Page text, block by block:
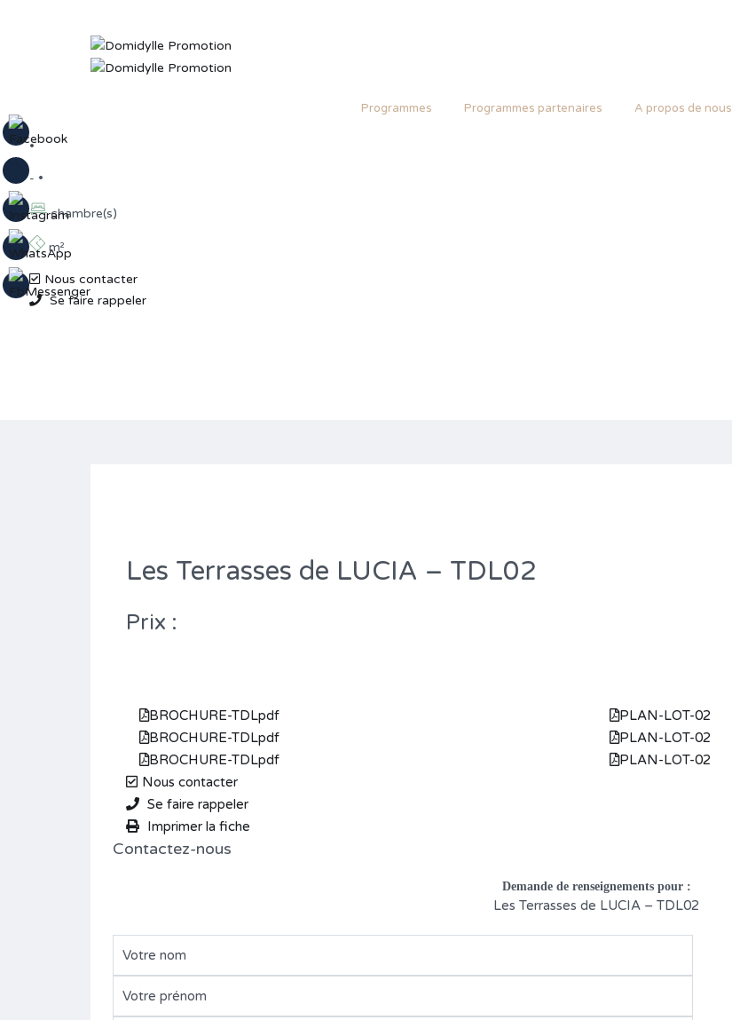
Programmes Programmes partenaires A propos de nous
•
- •
chambre(s)
m²
Nous contacter
Se faire rappeler
Les Terrasses de LUCIA – TDL02
Prix :
BROCHURE-TDLpdf
PLAN-LOT-02
BROCHURE-TDLpdf
PLAN-LOT-02
BROCHURE-TDLpdf
PLAN-LOT-02
Nous contacter
Se faire rappeler
Imprimer la fiche
Contactez-nous
Demande de renseignements pour :
Les Terrasses de LUCIA – TDL02